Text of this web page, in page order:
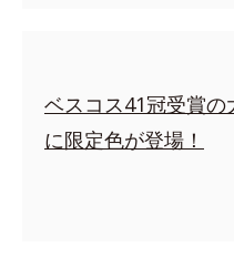
ベスコス41冠受賞の
に限定色が登場！